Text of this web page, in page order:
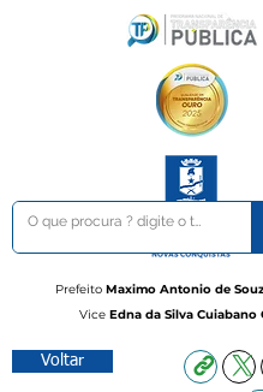
Prefeito Maximo Antonio de
Vice Edna da Silva Cuiabano
Voltar